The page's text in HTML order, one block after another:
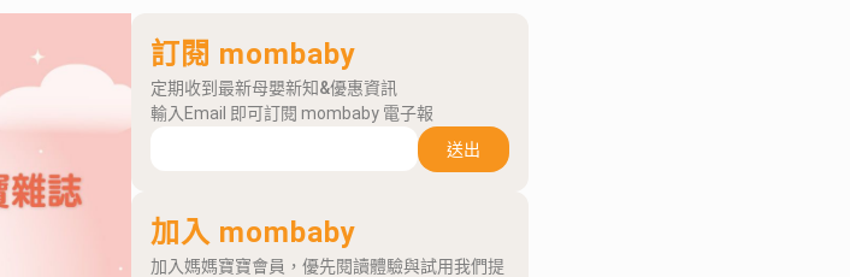
訂閱 mombaby
定期收到最新母嬰新知&優惠資訊
輸入Email 即可訂閱 mombaby 電子報
送出
加入 mombaby
加入媽媽寶寶會員，優先閱讀體驗與試用我們提